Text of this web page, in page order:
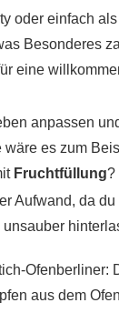
oder einfach
Besonderes
eine
anpassen
wäre es zum
Fruchtfüllung?
Aufwand, da